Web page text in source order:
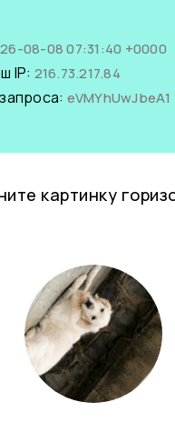
08-08 07:31:40 +0000
IP: 216.73.217.84
eVMYhUwJbeA1
картинку